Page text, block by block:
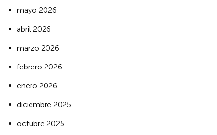
mayo 2026
abril 2026
marzo 2026
febrero 2026
enero 2026
diciembre 2025
octubre 2025